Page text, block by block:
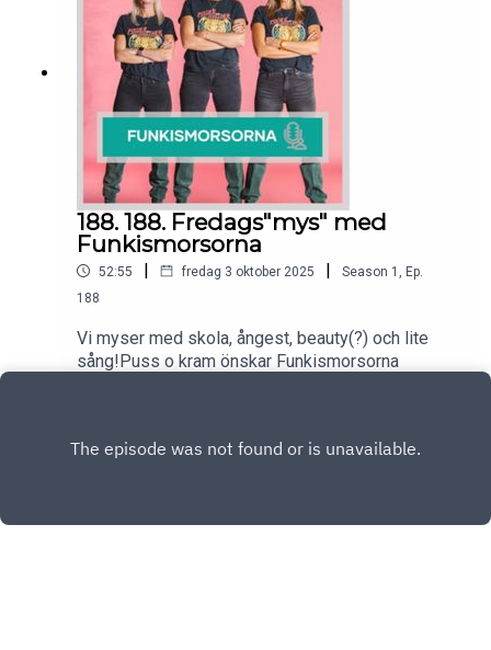
188. 188. Fredags"mys" med
Funkismorsorna
52:55 | fredag 3 oktober 2025 | Season 1
Ep.
188
Vi myser med skola, ångest, beauty(?) och lite
sång!Puss o kram önskar Funkismorsorna